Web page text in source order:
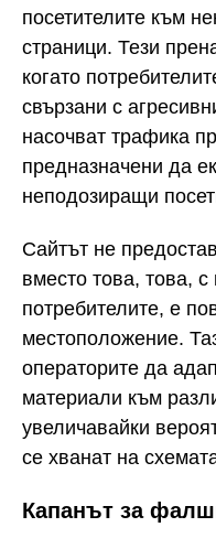
посетителите към
страници. Тези
когато
свързани с
насочват трафика
предназначени да
неподозиращи
Сайтът не
вместо това, това, с
потребителите, е
местоположение.
операторите да
материали към
увеличавайки
се хванат на
Капанът за